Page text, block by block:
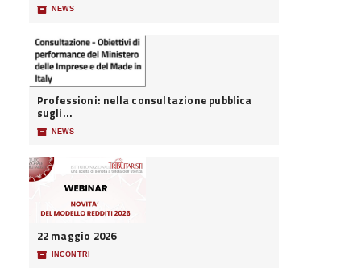
📦 NEWS
Professioni: nella consultazione pubblica
sugli...
📦 NEWS
22 maggio 2026
📦 INCONTRI